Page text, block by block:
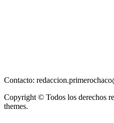
Contacto:
Copyright © Todos los derechos
themes.